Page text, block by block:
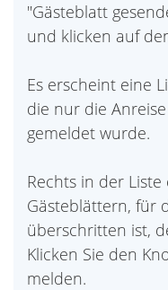
"Gästeblatt
und klicken auf
Es erscheint eine
die nur die
gemeldet wurde.
Rechts in der
Gästeblättern, für
überschritten ist,
Klicken Sie den
melden.